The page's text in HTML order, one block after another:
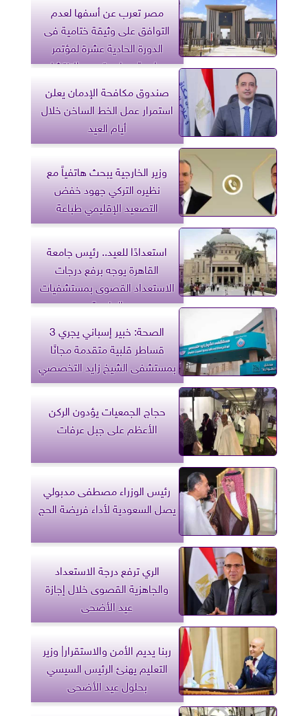
مصر تعرب عن أسفها لعدم
التوافق على وثيقة ختامية فى
الدورة الحادية عشرة لمؤتمر
مراجعة معاهدة عدم الانتشار
صندوق مكافحة الإدمان يعلن
استمرار عمل الخط الساخن خلال
أيام العيد
وزير الخارجية يبحث هاتفياً مع
نظيره التركي جهود خفض
التصعيد الإقليمي طباعة
استعدادًا للعيد.. رئيس جامعة
القاهرة يوجه برفع درجات
الاستعداد القصوى بمستشفيات
الجامعة
الصحة: خبير إسباني يجري 3
قساطر قلبية متقدمة مجانًا
بمستشفى الشيخ زايد التخصصي
حجاج الجمعيات يؤدون الركن
الأعظم على جبل عرفات
رئيس الوزراء مصطفى مدبولي
يصل السعودية لأداء فريضة الحج
الري ترفع درجة الاستعداد
والجاهزية القصوى خلال إجازة
عيد الأضحى
ربنا يديم الأمن والاستقرار| وزير
التعليم يهنئ الرئيس السيسي
بحلول عيد الأضحى